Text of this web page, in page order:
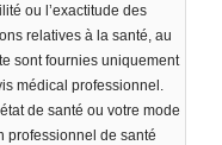
ou l’exactitude des
relatives à la santé, au
sont fournies uniquement
médical professionnel.
de santé ou votre mode
professionnel de santé